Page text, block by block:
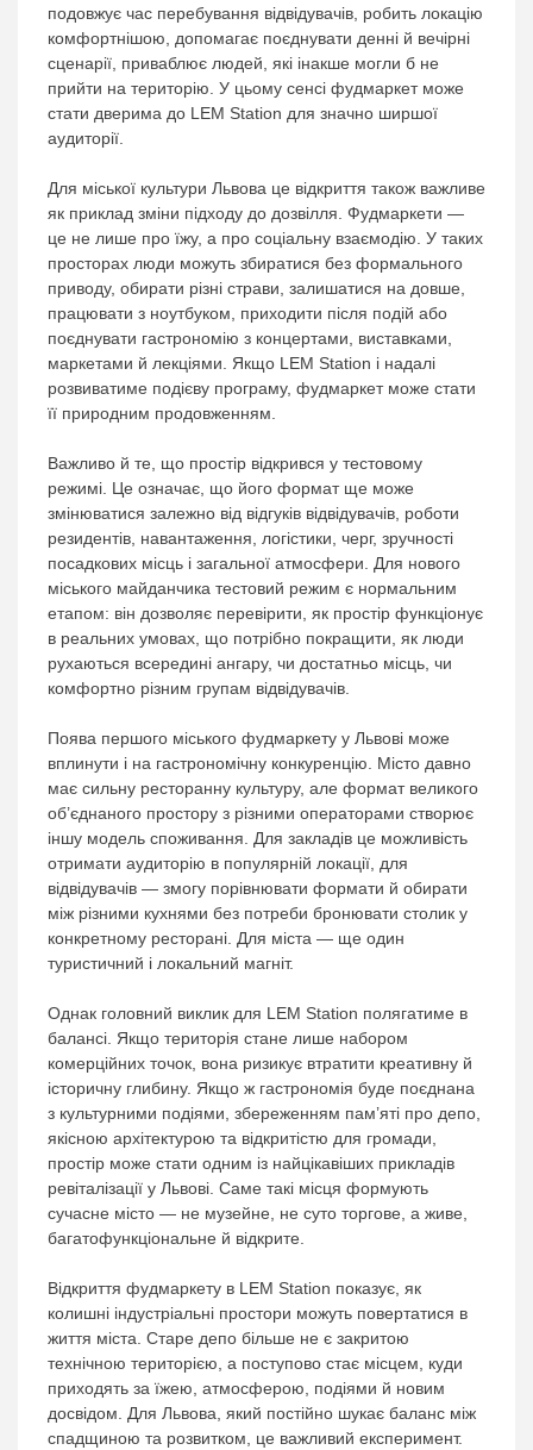
подовжує час перебування відвідувачів, робить локацію
комфортнішою, допомагає поєднувати денні й вечірні
сценарії, приваблює людей, які інакше могли б не
прийти на територію. У цьому сенсі фудмаркет може
стати дверима до LEM Station для значно ширшої
аудиторії.
Для міської культури Львова це відкриття також важливе
як приклад зміни підходу до дозвілля. Фудмаркети —
це не лише про їжу, а про соціальну взаємодію. У таких
просторах люди можуть збиратися без формального
приводу, обирати різні страви, залишатися на довше,
працювати з ноутбуком, приходити після подій або
поєднувати гастрономію з концертами, виставками,
маркетами й лекціями. Якщо LEM Station і надалі
розвиватиме подієву програму, фудмаркет може стати
її природним продовженням.
Важливо й те, що простір відкрився у тестовому
режимі. Це означає, що його формат ще може
змінюватися залежно від відгуків відвідувачів, роботи
резидентів, навантаження, логістики, черг, зручності
посадкових місць і загальної атмосфери. Для нового
міського майданчика тестовий режим є нормальним
етапом: він дозволяє перевірити, як простір функціонує
в реальних умовах, що потрібно покращити, як люди
рухаються всередині ангару, чи достатньо місць, чи
комфортно різним групам відвідувачів.
Поява першого міського фудмаркету у Львові може
вплинути і на гастрономічну конкуренцію. Місто давно
має сильну ресторанну культуру, але формат великого
об’єднаного простору з різними операторами створює
іншу модель споживання. Для закладів це можливість
отримати аудиторію в популярній локації, для
відвідувачів — змогу порівнювати формати й обирати
між різними кухнями без потреби бронювати столик у
конкретному ресторані. Для міста — ще один
туристичний і локальний магніт.
Однак головний виклик для LEM Station полягатиме в
балансі. Якщо територія стане лише набором
комерційних точок, вона ризикує втратити креативну й
історичну глибину. Якщо ж гастрономія буде поєднана
з культурними подіями, збереженням пам’яті про депо,
якісною архітектурою та відкритістю для громади,
простір може стати одним із найцікавіших прикладів
ревіталізації у Львові. Саме такі місця формують
сучасне місто — не музейне, не суто торгове, а живе,
багатофункціональне й відкрите.
Відкриття фудмаркету в LEM Station показує, як
колишні індустріальні простори можуть повертатися в
життя міста. Старе депо більше не є закритою
технічною територією, а поступово стає місцем, куди
приходять за їжею, атмосферою, подіями й новим
досвідом. Для Львова, який постійно шукає баланс між
спадщиною та розвитком, це важливий експеримент.